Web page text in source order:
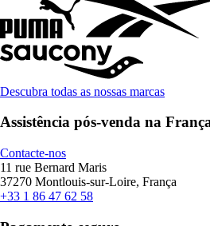
Descubra todas as nossas marcas
Assistência pós-venda na
Contacte-nos
11 rue Bernard Maris
37270 Montlouis-sur-Loire, França
+33 1 86 47 62 58